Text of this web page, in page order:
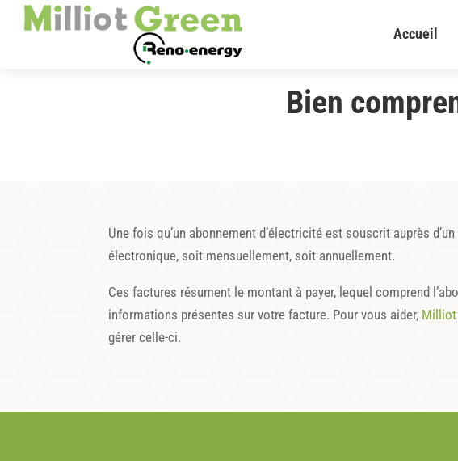
Accueil
Bien
Une fois qu’un abonnement d’électricité est souscrit auprès
électronique, soit mensuellement, soit annuellement.
Ces factures résument le montant à payer, lequel comprend
informations présentes sur votre facture. Pour vous aider, Milliot
gérer celle-ci.